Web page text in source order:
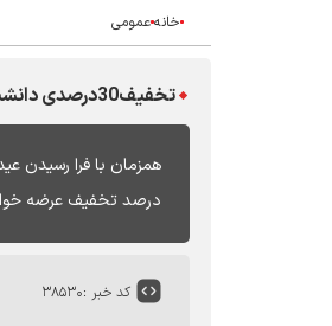
خانهعمومی
تخفیف30درصدی دانشنامۀفاطمی دردهۀامامت
درصد تخفیف عرضه
کد خبر :۳۸۵۳۰